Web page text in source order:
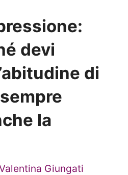
devi
di
la
Giungati